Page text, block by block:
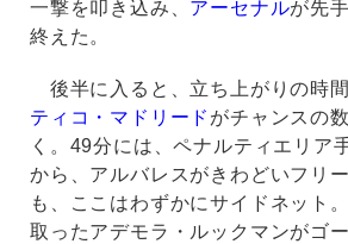
一撃を叩き込み、 アーセナルが先
終えた。
後半に入ると、立ち上がりの時間
ティコ・マドリード がチャンスの
く。49分には、ペナルティエリア
から、アルバレスがきわどいフリ
も、ここはわずかにサイドネット
取ったアデモラ・ルックマンがゴ